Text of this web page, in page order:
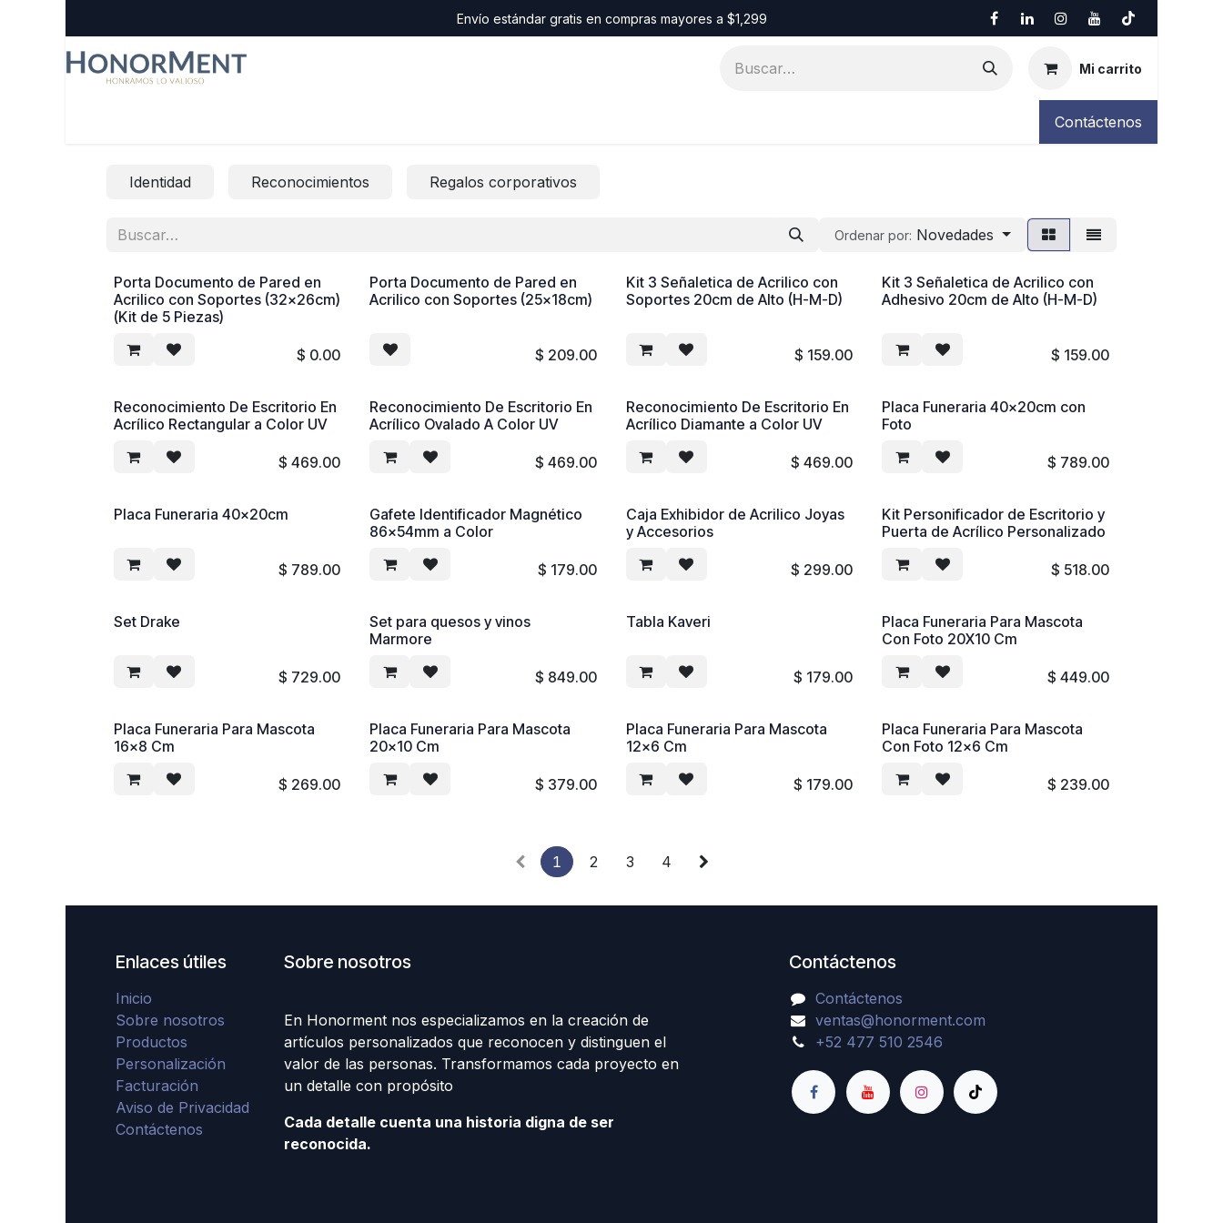
Envío estándar gratis en compras mayores a $1,299
Mi carrito
Contáctenos
Identidad Reconocimientos Regalos corporativos
Ordenar por: Novedades
Porta Documento de Pared en
Acrilico con Soportes (32x26cm)
(Kit de 5 Piezas)
$ 0.00
Porta Documento de Pared en
Acrilico con Soportes (25x18cm)
$ 209.00
Kit 3 Señaletica de Acrilico con
Soportes 20cm de Alto (H-M-D)
$ 159.00
Kit 3 Señaletica de Acrilico con
Adhesivo 20cm de Alto (H-M-D)
$ 159.00
Reconocimiento De Escritorio En
Acrílico Rectangular a Color UV
$469.00
Reconocimiento De Escritorio En
Acrílico Ovalado A Color UV
$ 469.00
Reconocimiento De Escritorio En
Acrílico Diamante a Color UV
$469.00
Placa Funeraria 40x20cm con
Foto
$ 789.00
Placa Funeraria 40x20cm
$ 789.00
Gafete Identificador Magnético
86x54mm a Color
$ 179.00
Caja Exhibidor de Acrilico Joyas
y Accesorios
$ 299.00
Kit Personificador de Escritorio y
Puerta de Acrílico Personalizado
$ 518.00
Set Drake
$ 729.00
Set para quesos y vinos
Marmore
$ 849.00
Tabla Kaveri
$ 179.00
Placa Funeraria Para Mascota
Con Foto 20X10 Cm
$ 449.00
Placa Funeraria Para Mascota
16x8 Cm
$ 269.00
Placa Funeraria Para Mascota
20x10 Cm
$ 379.00
Placa Funeraria Para Mascota
12x6 Cm
$ 179.00
Placa Funeraria Para Mascota
Con Foto 12x6 Cm
$ 239.00
1 2 3 4
Sobre nosotros
En Honorment nos especializamos en la creación de
artículos personalizados que reconocen y distinguen el
valor de las personas. Transformamos cada proyecto en
un detalle con propósito
Cada detalle cuenta una historia digna de ser
reconocida.
Contáctenos
Contáctenos
ventas@honorment.com
+52 477 510 2546
Enlaces útiles
Inicio
Sobre nosotros
Productos
Personalización
Facturación
Aviso de Privacidad
Contáctenos